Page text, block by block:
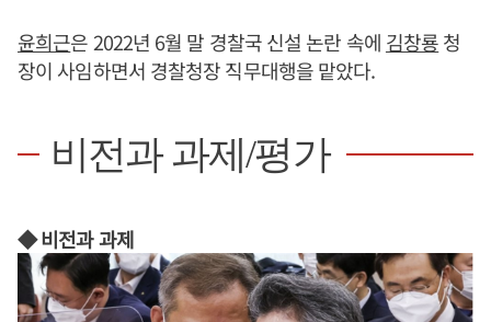
윤희근은 2022년 6월 말 경찰국 신설 논란 속에 김창룡청
장이 사임하면서 경찰청장 직무대행을 맡았다.
비전과 과제/평가
◆ 비전과 과제